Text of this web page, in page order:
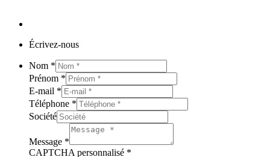
Écrivez-nous
Nom *
Prénom *
E-mail *
Téléphone *
Société
Message *
CAPTCHA personnalisé *